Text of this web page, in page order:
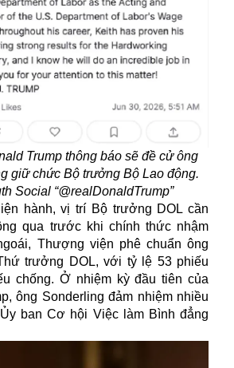
Trump thông báo sẽ đề cử ông
giữ chức Bộ trưởng Bộ Lao động.
Social “@realDonaldTrump”
hành, vị trí Bộ trưởng DOL cần
qua trước khi chính thức nhậm
Thượng viện phê chuẩn ông
trưởng DOL, với tỷ lệ 53 phiếu
chống. Ở nhiệm kỳ đầu tiên của
ông Sonderling đảm nhiệm nhiều
ban Cơ hội Việc làm Bình đẳng